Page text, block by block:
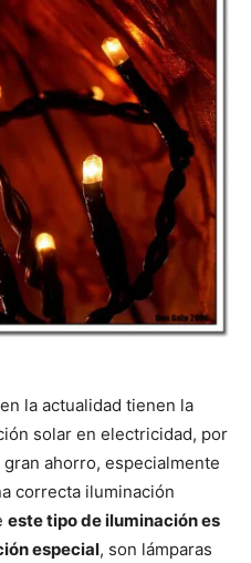
la actualidad tienen la
solar en electricidad, por
ahorro, especialmente
correcta iluminación
este tipo de iluminación es
especial, son lámparas